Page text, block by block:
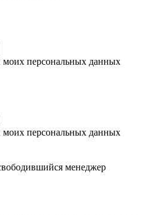
моих персональных данных
моих персональных данных
менеджер